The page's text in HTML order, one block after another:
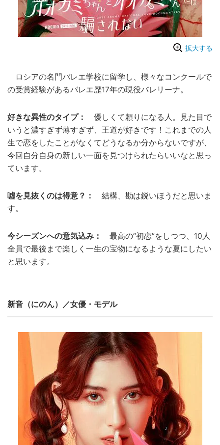
拡大する
ロシアの名門バレエ学校に留学し、様々なコンクールで
の受賞経験があるバレエ歴17年の現役バレリーナ。
好きな異性のタイプ：
優しくて頼りになる人。見た目で
いうと濃すぎず薄すぎず、王道が好きです！これまでの人
生で恋をしたことがなくてどうなるか分からないですが、
今回自分自身の新しい一面を見つけられたらいいなと思っ
ています。
噓を見抜くのは得意？：
結構、勘は鋭いほうだと思いま
す。
今シーズンへの意気込み：
最高の“初恋”をしつつ、10人
全員で最後まで楽しく一生の宝物になるような夏にしたい
と思います。
新音（にのん）／女優・モデル